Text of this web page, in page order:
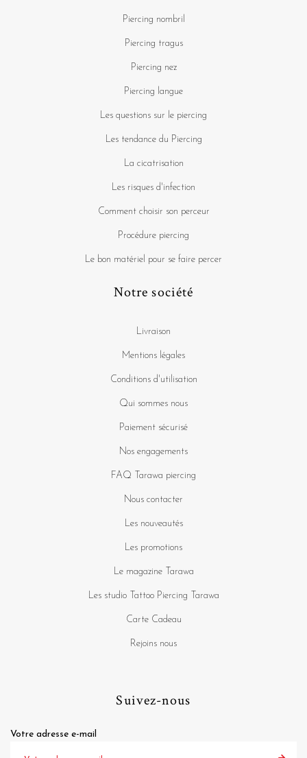
Piercing nombril
Piercing tragus
Piercing nez
Piercing langue
Les questions sur le piercing
Les tendance du Piercing
La cicatrisation
Les risques d'infection
Comment choisir son perceur
Procédure piercing
Le bon matériel pour se faire percer
Notre société
Livraison
Mentions légales
Conditions d'utilisation
Qui sommes nous
Paiement sécurisé
Nos engagements
FAQ Tarawa piercing
Nous contacter
Les nouveautés
Les promotions
Le magazine Tarawa
Les studio Tattoo Piercing Tarawa
Carte Cadeau
Rejoins nous
Suivez-nous
Votre adresse e-mail